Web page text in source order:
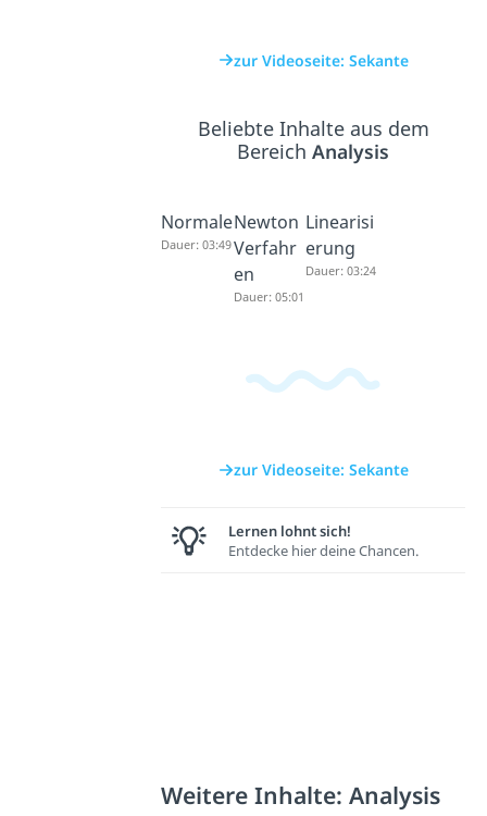
zur Videoseite: Sekante
Beliebte Inhalte aus dem
BereichAnalysis
Normale
Dauer: 03:49
Newton
Verfahr
en
Dauer: 05:01
Linearisi
erung
Dauer: 03:24
zur Videoseite: Sekante
Lernen lohnt sich!
Entdecke hier deine Chancen.
Weitere Inhalte: Analysis